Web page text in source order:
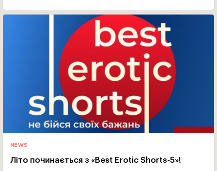
NEWS
Літо починається з «Best Erotic Shorts-5»!